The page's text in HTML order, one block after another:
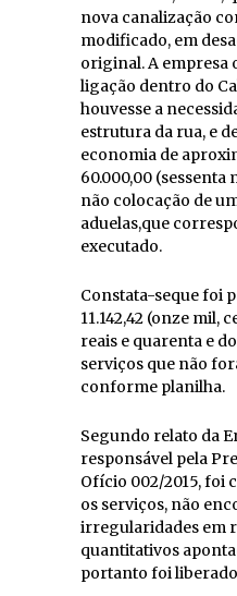
nova canalização
modificado, em
original. A empresa
ligação dentro do
houvesse a
estrutura da rua, e
economia de
60.000,00
não colocação de
aduelas,que
executado.
Constata-seque foi
11.142,42 (onze mil,
reais e quarenta e
serviços que não
conforme planilha.
Segundo relato da
responsável pela
Ofício 002/2015, foi
os serviços, não
irregularidades em
quantitativos
portanto foi